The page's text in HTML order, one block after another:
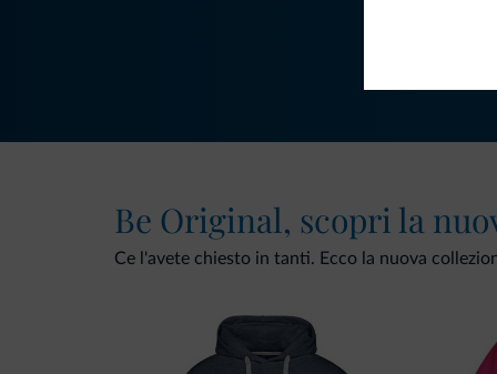
Be Original, scopri la
Ce l'avete chiesto in tanti. Ecco la nuova